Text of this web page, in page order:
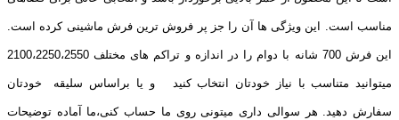
مناسب است. این ویژگی ها آن را جز پر فروش ترین فرش ماشینی کرده است.
این فرش 700 شانه با دوام را در اندازه و تراکم های مختلف 2100،2250،2550
میتوانید متناسب با نیاز خودتان انتخاب کنید و یا براساس سلیقه خودتان
سفارش دهید. هر سوالی داری میتونی روی ما حساب کنی،ما آماده توضیحات